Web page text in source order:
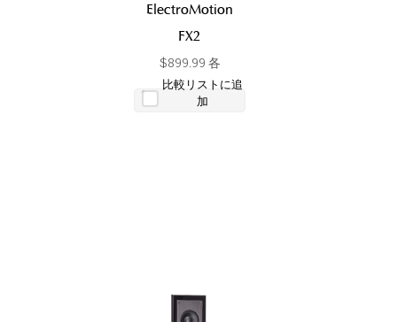
ElectroMotion
FX2
$899.99 各
比較リストに追
加